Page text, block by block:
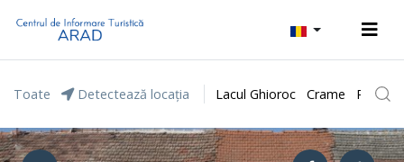
Toate Detectează locația Lacul Ghioroc Crame Parcul